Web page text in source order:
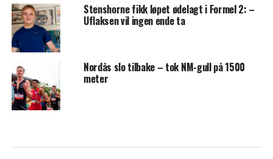
Stenshorne fikk løpet ødelagt i Formel 2: –
Uflaksen vil ingen ende ta
Nordås slo tilbake – tok NM-gull på 1500
meter